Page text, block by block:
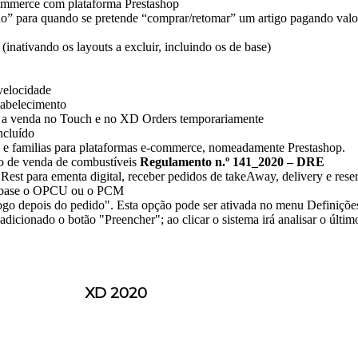
com plataforma Prestashop
para quando se pretende “comprar/retomar” um artigo pagando
os layouts a excluir, incluindo os de base)
no Touch e no XD Orders temporariamente
para plataformas e-commerce, nomeadamente Prestashop.
de venda de combustíveis Regulamento n.º 141_2020 – DRE
para ementa digital, receber pedidos de takeAway, delivery e
o OPCU ou o PCM
depois do pedido". Esta opção pode ser ativada no menu
o botão "Preencher"; ao clicar o sistema irá analisar o
XD 2020